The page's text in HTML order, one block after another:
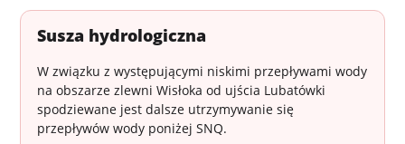
Susza hydrologiczna
W związku z występującymi niskimi przepływami wody
na obszarze zlewni Wisłoka od ujścia Lubatówki
spodziewane jest dalsze utrzymywanie się
przepływów wody poniżej SNQ.